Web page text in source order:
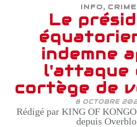
INFO, CRIME
Le
indemne
l'attaque
cortège de
8 OCTOBRE
Rédigé par KING OF
depuis